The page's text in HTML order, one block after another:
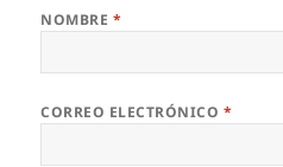
NOMBRE *
CORREO ELECTRÓNICO *